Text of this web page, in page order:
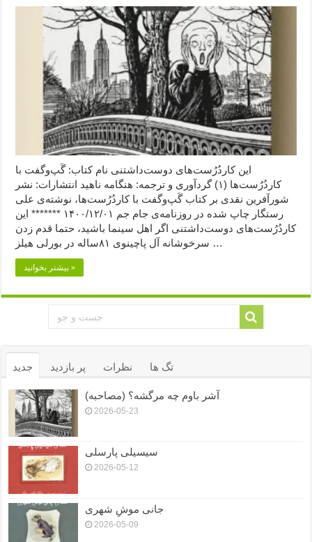
این کاردُرُست‌های دوست‌داشتنی نام کتاب: گَپ‌وگفت با
کاردُرُست‌ها (۱) گردآوری و ترجمه: هنگامه ناهید انتشارات: نشر
شورآفرین نقدی بر کتاب گَپ‌وگفت با کاردُرُست‌ها، نوشته‌ی علی
رستگار چاپ شده در روزنامه‌ی جام جم ۱۴۰۰/۱۲/۰۱ ******* این
کاردُرُست‌های دوست‌داشتنی اگر اهل سینما باشید، حتما قدم زدن
سرخوشانه آل پاچینوی ۸۱ساله در بورلی هیلز …
بیشتر بخوانید »
جدید پر بازدید نظرات تگ ها
آشر باوم چه مرگشه؟ (مصاحبه)
2026-05-23
سیسیلی پارسلی
2026-05-12
جانی موشِ شهری
2026-05-09